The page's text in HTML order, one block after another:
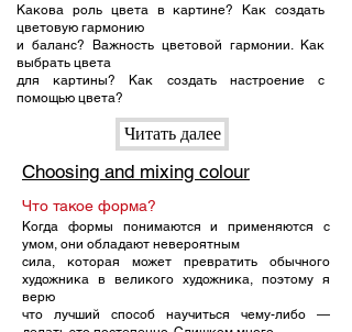
Какова роль цвета в картине? Как создать
цветовую гармонию
и баланс? Важность цветовой гармонии. Как
выбрать цвета
для картины? Как создать настроение с
помощью цвета?
Читать далее
Choosing and mixing colour
Что такое форма?
Когда формы понимаются и применяются с
умом, они обладают невероятным
сила, которая может превратить обычного
художника в великого художника, поэтому я
верю
что лучший способ научиться чему-либо —